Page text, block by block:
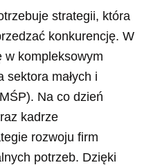
strategii, która
konkurencję. W
w kompleksowym
sektora małych i
Na co dzień
kadrze
rozwoju firm
potrzeb. Dzięki